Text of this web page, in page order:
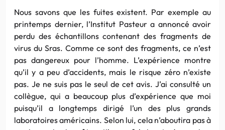
Nous savons que les fuites existent. Par exemple au
printemps dernier, l’Institut Pasteur a annoncé avoir
perdu des échantillons contenant des fragments de
virus du Sras. Comme ce sont des fragments, ce n’est
pas dangereux pour l’homme. L’expérience montre
qu’il y a peu d’accidents, mais le risque zéro n’existe
pas. Je ne suis pas le seul de cet avis. J’ai consulté un
collègue, qui a beaucoup plus d’expérience que moi
puisqu’il a longtemps dirigé l’un des plus grands
laboratoires américains. Selon lui, cela n’aboutira pas à